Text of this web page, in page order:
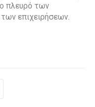
πλευρό των
επιχειρήσεων.